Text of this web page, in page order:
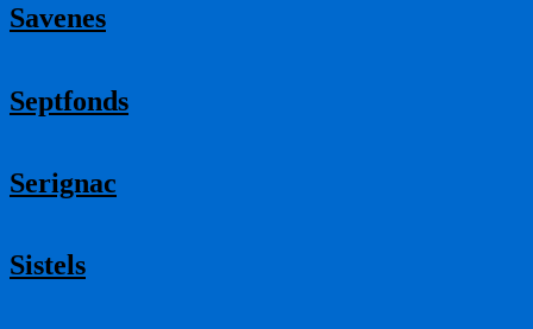
Savenes
Septfonds
Serignac
Sistels